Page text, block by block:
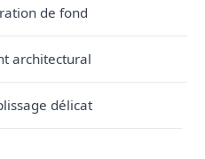
de fond
architectural
délicat